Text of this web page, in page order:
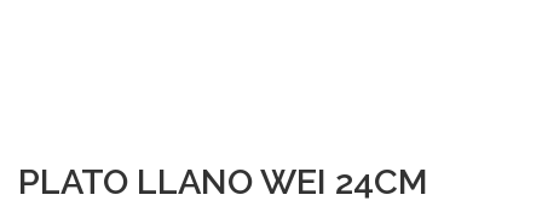
PLATO LLANO WEI 24CM